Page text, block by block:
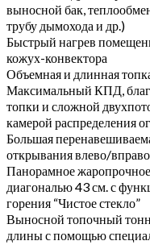
выносной бак,
трубу дымохода и др.)
Быстрый нагрев
кожух-конвектора
Объемная и длинная
Максимальный КПД,
топки и сложной
камерой распределения
Большая
открывания влево/вправо
Панорамное
диагональю 43 см. с
горения “Чистое стекло”
Выносной топочный
длины с помощью